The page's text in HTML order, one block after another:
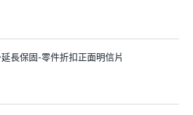
長保固-零件折扣正面明信片